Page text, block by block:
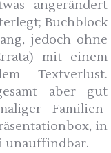
angerändert
Buchblock
jedoch ohne
mit einem
Textverlust.
aber gut
Familien-
in
unauffindbar.